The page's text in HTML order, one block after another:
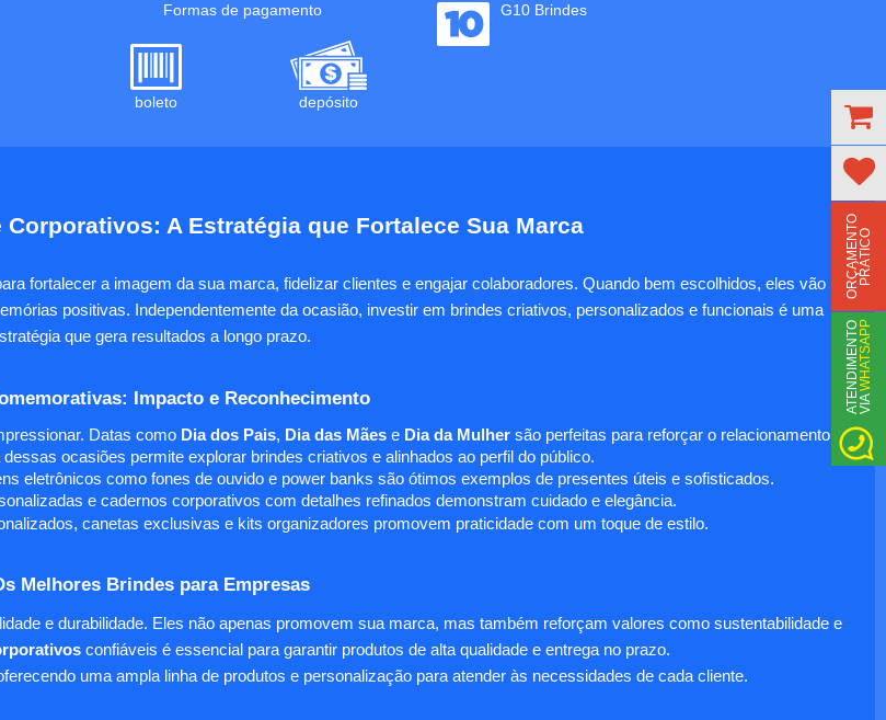
Formas de pagamento
boleto depósito
G10 Brindes
A Estratégia que Fortalece Sua Marca
fortalecer a imagem da sua marca, fidelizar clientes e engajar colaboradores. Quando bem escolhidos, eles vão
positivas. Independentemente da ocasião, investir em brindes criativos, personalizados e funcionais é uma
que gera resultados a longo prazo.
Impacto e Reconhecimento
Datas como Dia dos Pais, Dia das Mães e Dia da Mulher são perfeitas para reforçar o relacionamento
ocasiões permite explorar brindes criativos e alinhados ao perfil do público.
eletrônicos como fones de ouvido e power banks são ótimos exemplos de presentes úteis e sofisticados.
e cadernos corporativos com detalhes refinados demonstram cuidado e elegância.
canetas exclusivas e kits organizadores promovem praticidade com um toque de estilo.
Melhores Brindes para Empresas
e durabilidade. Eles não apenas promovem sua marca, mas também reforçam valores como sustentabilidade e
confiáveis é essencial para garantir produtos de alta qualidade e entrega no prazo.
uma ampla linha de produtos e personalização para atender às necessidades de cada cliente.
O
R
Ç
A
M
E
N
T
O
P
R
Á
T
I
CO
A
TE
N
D
I
M
E
N
T
O
V
I
AWHATSAPP